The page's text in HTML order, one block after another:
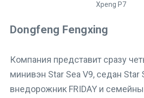
Xpeng P7
Dongfeng Fengxing
Компания представит сразу
минивэн Star Sea V9, седан Star
внедорожник FRIDAY и